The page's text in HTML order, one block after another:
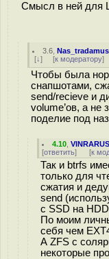
Смысл в ней для
3.6 ,Nas_tradamus
[↓] [к модератору]
Чтобы была
снапшотами,
send/recieve и
volume’ов, а не
поделие под
4.10 ,VINRARUS
[ответить] [к
Так и btrfs
только для
сжатия и
send
с SSD на
По моим
себя чем
А ZFS с
некоторые